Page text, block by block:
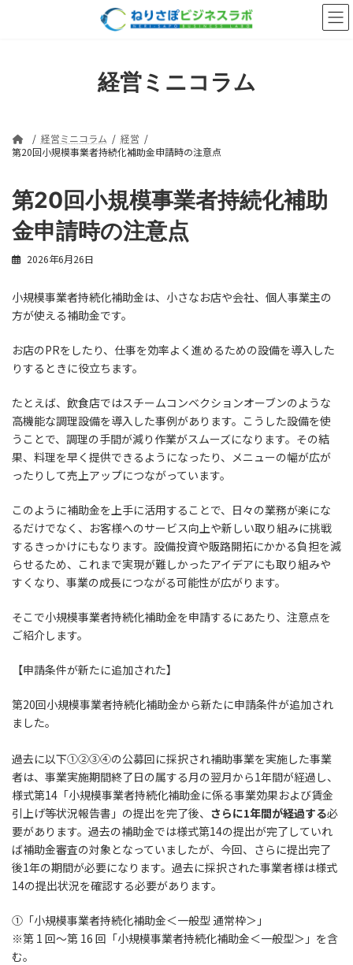
経営ミニコラム
経営ミニコラム
経営
第20回小規模事業者持続化補助金申請時の注意点
第20回小規模事業者持続化補助
金申請時の注意点
2026年6月26日
小規模事業者持続化補助金は、小さなお店や会社、個人事業主の
方が使える補助金です。
お店のPRをしたり、仕事を効率よく進めるための設備を導入した
りするときに役立ちます。
たとえば、飲食店ではスチームコンベクションオーブンのような
高機能な調理設備を導入した事例があります。こうした設備を使
うことで、調理の手間が減り作業がスムーズになります。その結
果、料理を早く提供できるようになったり、メニューの幅が広が
ったりして売上アップにつながっています。
このように補助金を上手に活用することで、日々の業務が楽にな
るだけでなく、お客様へのサービス向上や新しい取り組みに挑戦
するきっかけにもなります。設備投資や販路開拓にかかる負担を減
らせるため、これまで実現が難しかったアイデアにも取り組みや
すくなり、事業の成長につながる可能性が広がります。
そこで小規模事業者持続化補助金を申請するにあたり、注意点を
ご紹介します。
【申請条件が新たに追加された】
第20回小規模事業者持続化補助金から新たに申請条件が追加され
ました。
過去に以下①②③④の公募回に採択され補助事業を実施した事業
者は、事業実施期間終了日の属する月の翌月から1年間が経過し、
様式第14「小規模事業者持続化補助金に係る事業効果および賃金
引上げ等状況報告書」の提出を完了後、 さらに1年間が経過する必
要があります。過去の補助金では様式第14の提出が完了していれ
ば補助金審査の対象となっていましたが、今回、さらに提出完了
後1年の期間が必要になります。過去に採択された事業者様は様式
14の提出状況を確認する必要があります。
①「小規模事業者持続化補助金＜一般型 通常枠＞」
※第 1 回～第 16 回「小規模事業者持続化補助金＜一般型＞」を含
む。